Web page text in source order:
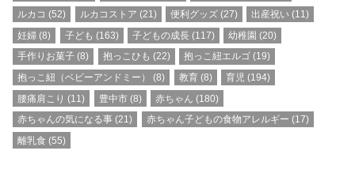
ルカコ (52) ルカコストア (21) 便利グッズ(27) 出産祝い (11)
妊婦 (8) 子ども (163) 子どもの成長(117) 幼稚園 (20)
手作りお菓子 (8) 抱っこひも (22) 抱っこ紐エルゴ(19)
抱っこ紐（ベビーアンドミー）
(8) 教育(8) 育児 (194)
腰痛肩こり (11) 豊中市(8) 赤ちゃん (180)
赤ちゃんの気になる事 (21) 赤ちゃん子どもの食物アレルギー (17)
離乳食 (55)